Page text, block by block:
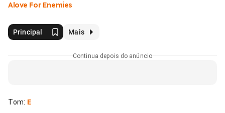
Alove For Enemies
Principal Mais
Continua depois do anúncio
Tom: E